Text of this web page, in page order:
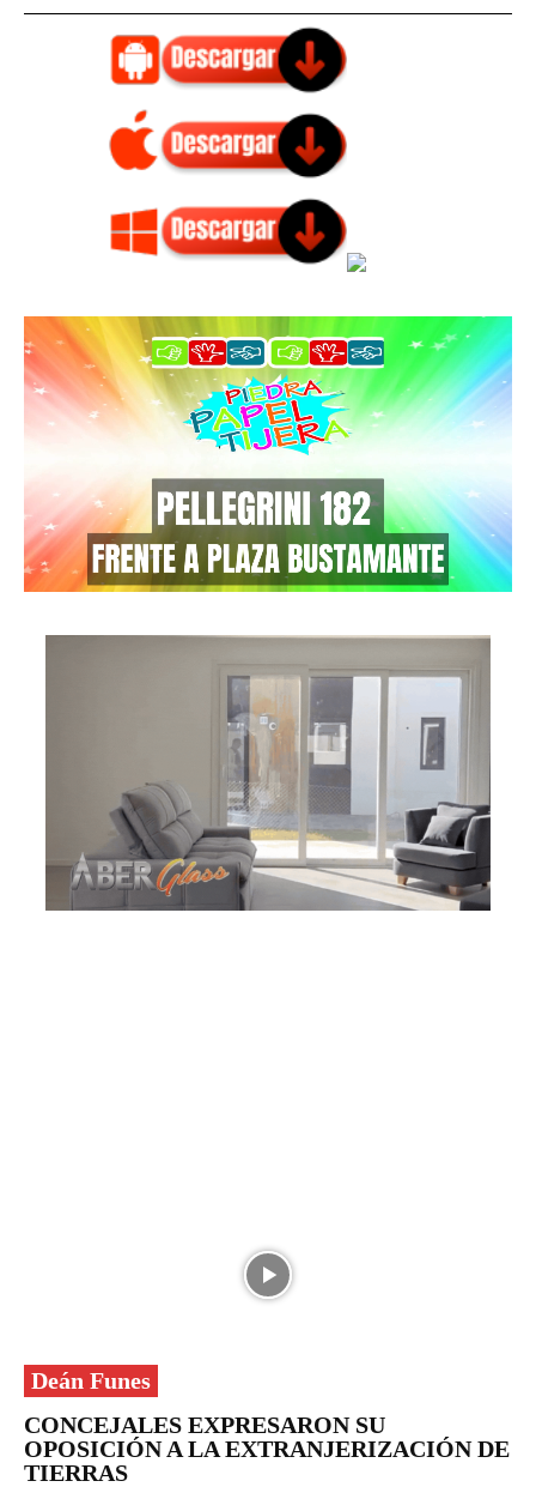
Deán Funes
CONCEJALES EXPRESARON SU
OPOSICIÓN A LA EXTRANJERIZACIÓN DE
TIERRAS